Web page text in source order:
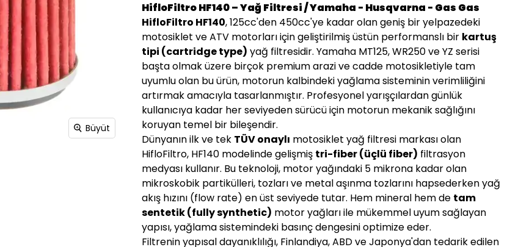
Büyüt
HifloFiltro HF140 – Yağ Filtresi / Yamaha - Husqvarna - Gas Gas
HifloFiltro HF140, 125cc'den 450cc'ye kadar olan geniş bir yelpazedeki
motosiklet ve ATV motorları için geliştirilmiş üstün performanslı bir kartuş
tipi (cartridge type) yağ filtresidir. Yamaha MT125, WR250 ve YZ serisi
başta olmak üzere birçok premium arazi ve cadde motosikletiyle tam
uyumlu olan bu ürün, motorun kalbindeki yağlama sisteminin verimliliğini
artırmak amacıyla tasarlanmıştır. Profesyonel yarışçılardan günlük
kullanıcıya kadar her seviyeden sürücü için motorun mekanik sağlığını
koruyan temel bir bileşendir.
Dünyanın ilk ve tek TÜV onaylı motosiklet yağ filtresi markası olan
HifloFiltro, HF140 modelinde gelişmiş tri-fiber (üçlü fiber) filtrasyon
medyası kullanır. Bu teknoloji, motor yağındaki 5 mikrona kadar olan
mikroskobik partikülleri, tozları ve metal aşınma tozlarını hapsederken yağ
akış hızını (flow rate) en üst seviyede tutar. Hem mineral hem de tam
sentetik (fully synthetic) motor yağları ile mükemmel uyum sağlayan
yapısı, yağlama sistemindeki basınç dengesini optimize eder.
Filtrenin yapısal dayanıklılığı, Finlandiya, ABD ve Japonya'dan tedarik edilen